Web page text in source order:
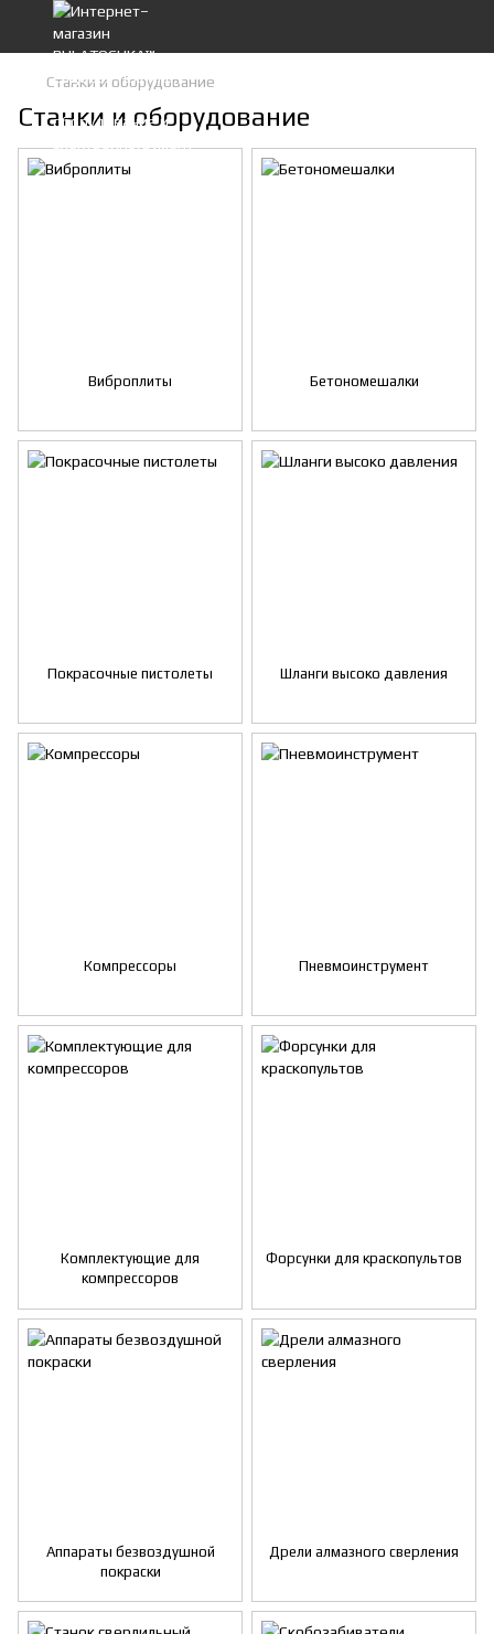
Станки и оборудование
Станки и оборудование
Виброплиты Бетономешалки
Покрасочные пистолеты Шланги высоко давления
Компрессоры Пневмоинструмент
Комплектующие для
компрессоров
Форсунки для краскопультов
Аппараты безвоздушной
покраски
Дрели алмазного сверления